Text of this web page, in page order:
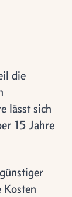
die
lässt sich
15 Jahre
Kosten